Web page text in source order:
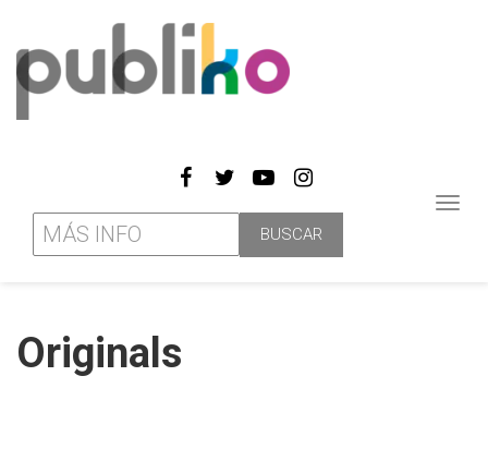
Originals